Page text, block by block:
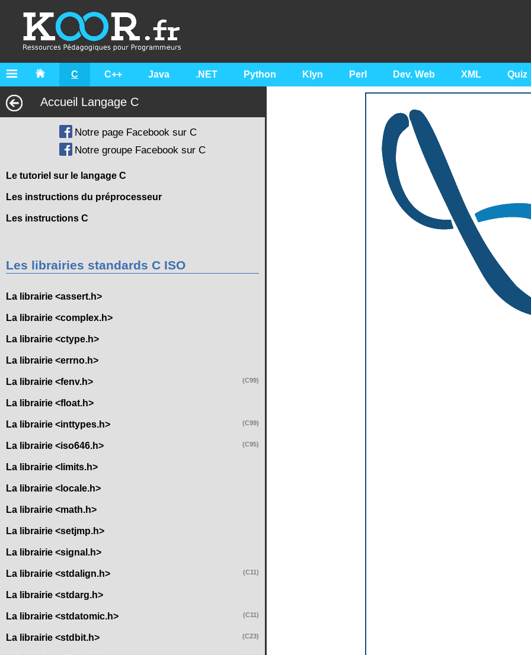
C C++ Java .NET Python Klyn Perl Dev. Web XML Quiz
Accueil Langage C
Notre page Facebook sur C
Notre groupe Facebook sur C
Le tutoriel sur le langage C
Les instructions du préprocesseur
Les instructions C
Les librairies standards C ISO
La librairie <assert.h>
La librairie <complex.h>
La librairie <ctype.h>
La librairie <errno.h>
La librairie <fenv.h> (C99)
La librairie <float.h>
La librairie <inttypes.h> (C99)
La librairie <iso646.h> (C95)
La librairie <limits.h>
La librairie <locale.h>
La librairie <math.h>
La librairie <setjmp.h>
La librairie <signal.h>
La librairie <stdalign.h> (C11)
La librairie <stdarg.h>
La librairie <stdatomic.h> (C11)
La librairie <stdbit.h> (C23)